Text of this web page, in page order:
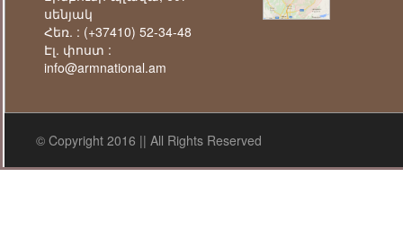
սենյակ
Հեռ. : (+37410) 52-34-48
Էլ. փոստ :
info@armnational.am
© Copyright 2016 || All Rights Reserved